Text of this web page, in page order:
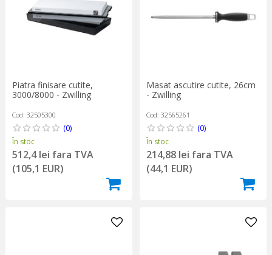
Piatra finisare cutite,
3000/8000 - Zwilling
Cod: 32505300
(0)
În stoc
512,4 lei fara TVA
(105,1 EUR)
Masat ascutire cutite, 26cm
- Zwilling
Cod: 32565261
(0)
În stoc
214,88 lei fara TVA
(44,1 EUR)